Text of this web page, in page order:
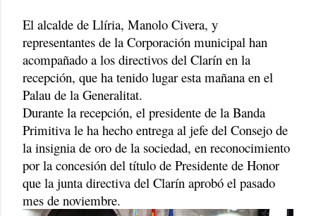
El alcalde de Llíria, Manolo Civera, y
representantes de la Corporación municipal han
acompañado a los directivos del Clarín en la
recepción, que ha tenido lugar esta mañana en el
Palau de la Generalitat.
Durante la recepción, el presidente de la Banda
Primitiva le ha hecho entrega al jefe del Consejo de
la insignia de oro de la sociedad, en reconocimiento
por la concesión del título de Presidente de Honor
que la junta directiva del Clarín aprobó el pasado
mes de noviembre.